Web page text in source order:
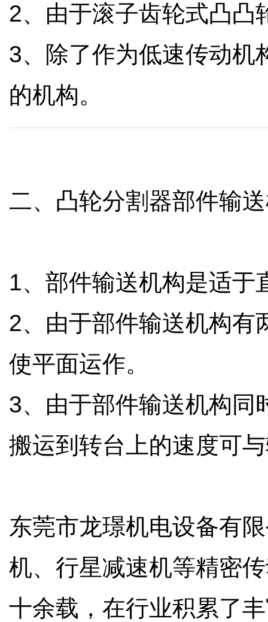
2、由于滚子齿轮式凸凸
3、除了作为低速传动机
的机构。
二、凸轮分割器部件输
1、部件输送机构是适于
2、由于部件输送机构有
使平面运作。
3、由于部件输送机构同
搬运到转台上的速度可
东莞市龙璟机电设备有
机、行星减速机等精密
十余载，在行业积累了